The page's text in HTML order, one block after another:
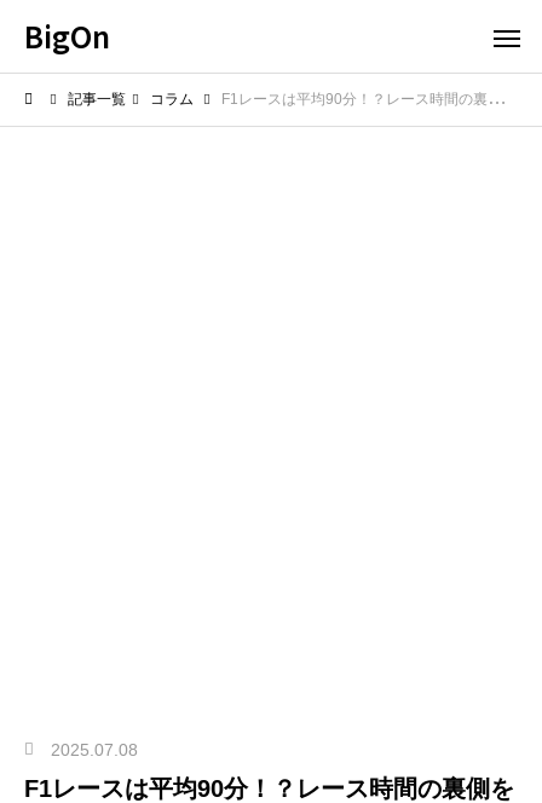
BigOn
記事一覧 コラム F1レースは平均90分！？レース時間の裏側を探る
2025.07.08
F1レースは平均90分！？レース時間の裏側を